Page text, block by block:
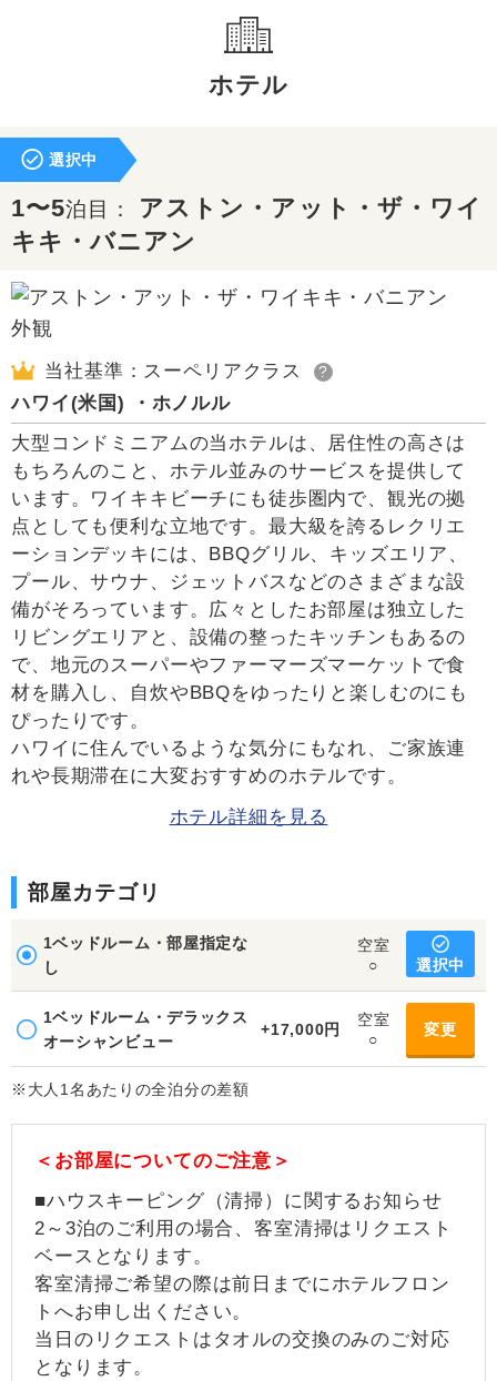
ホテル
選択中
1〜5泊目： アストン・アット・ザ・ワイ
キキ・バニアン
当社基準：スーペリアクラス ?
ハワイ(米国) ・ホノルル
大型コンドミニアムの当ホテルは、居住性の高さは
もちろんのこと、ホテル並みのサービスを提供して
います。ワイキキビーチにも徒歩圏内で、観光の拠
点としても便利な立地です。最大級を誇るレクリエ
ーションデッキには、BBQグリル、キッズエリア、
プール、サウナ、ジェットバスなどのさまざまな設
備がそろっています。広々としたお部屋は独立した
リビングエリアと、設備の整ったキッチンもあるの
で、地元のスーパーやファーマーズマーケットで食
材を購入し、自炊やBBQをゆったりと楽しむのにも
ぴったりです。
ハワイに住んでいるような気分にもなれ、ご家族連
れや長期滞在に大変おすすめのホテルです。
ホテル詳細を見る
部屋カテゴリ
1ベッドルーム・部屋指定な
し
空室
○
選択中
1ベッドルーム・デラックス
オーシャンビュー
+17,000円
空室
○
変更
※大人1名あたりの全泊分の差額
＜お部屋についてのご注意＞
■ハウスキーピング（清掃）に関するお知らせ
2～3泊のご利用の場合、客室清掃はリクエスト
ベースとなります。
客室清掃ご希望の際は前日までにホテルフロン
トへお申し出ください。
当日のリクエストはタオルの交換のみのご対応
となります。